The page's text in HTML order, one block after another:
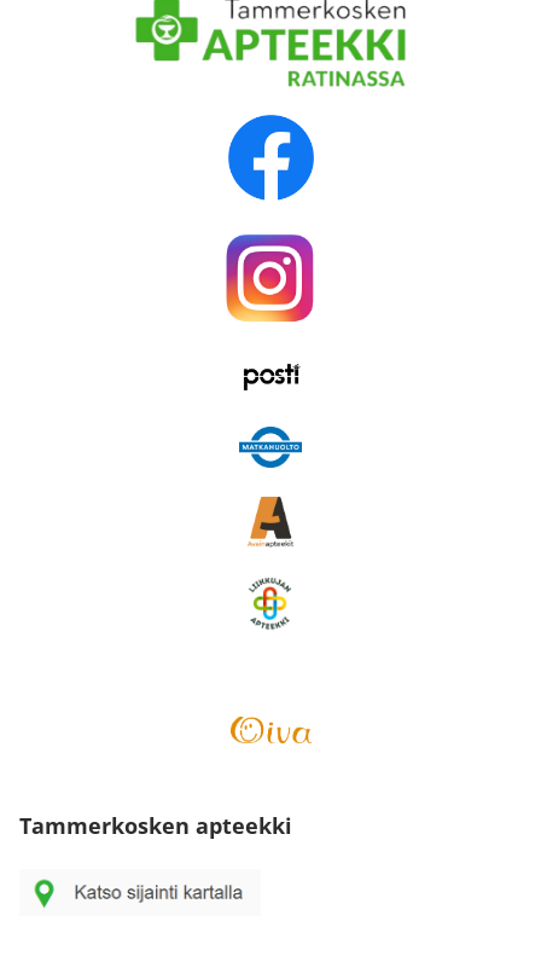
Tammerkosken apteekki